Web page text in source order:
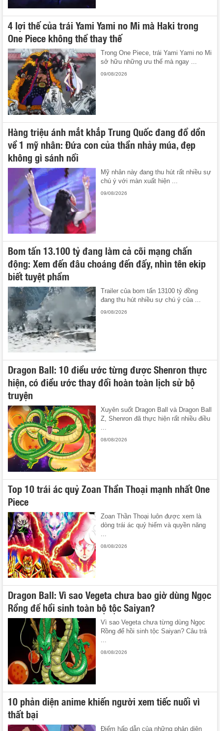
4 lợi thế của trái Yami Yami no Mi mà Haki trong
One Piece không thể thay thế
Trong One Piece, trái Yami Yami no Mi
sở hữu những ưu thế mà ngay ...
09/08/2026
Hàng triệu ánh mắt khắp Trung Quốc đang đổ dồn
về 1 mỹ nhân: Đứa con của thần nhảy múa, đẹp
không gì sánh nổi
Mỹ nhân này đang thu hút rất nhiều sự
chú ý với màn xuất hiện ...
09/08/2026
Bom tấn 13.100 tỷ đang làm cả cõi mạng chấn
động: Xem đến đâu choáng đến đấy, nhìn tên ekip
biết tuyệt phẩm
Trailer của bom tấn 13100 tỷ đồng
đang thu hút nhiều sự chú ý của ...
09/08/2026
Dragon Ball: 10 điều ước từng được Shenron thực
hiện, có điều ước thay đổi hoàn toàn lịch sử bộ
truyện
Xuyên suốt Dragon Ball và Dragon Ball
Z, Shenron đã thực hiện rất nhiều điều
...
08/08/2026
Top 10 trái ác quỷ Zoan Thần Thoại mạnh nhất One
Piece
Zoan Thần Thoại luôn được xem là
dòng trái ác quỷ hiếm và quyền năng
08/08/2026
Dragon Ball: Vì sao Vegeta chưa bao giờ dùng Ngọc
Rồng để hồi sinh toàn bộ tộc Saiyan?
Vì sao Vegeta chưa từng dùng Ngọc
Rồng để hồi sinh tộc Saiyan? Câu trả
...
08/08/2026
10 phản diện anime khiến người xem tiếc nuối vì
thất bại
Điểm hấp dẫn của những phản diện